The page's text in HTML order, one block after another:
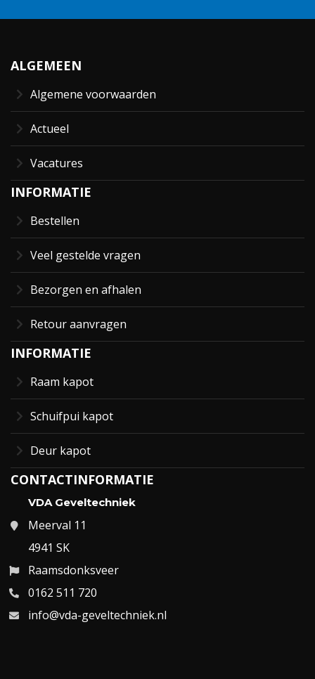
ALGEMEEN
Algemene voorwaarden
Actueel
Vacatures
INFORMATIE
Bestellen
Veel gestelde vragen
Bezorgen en afhalen
Retour aanvragen
INFORMATIE
Raam kapot
Schuifpui kapot
Deur kapot
CONTACTINFORMATIE
VDA Geveltechniek
Meerval 11
4941 SK
Raamsdonksveer
0162 511 720
info@vda-geveltechniek.nl